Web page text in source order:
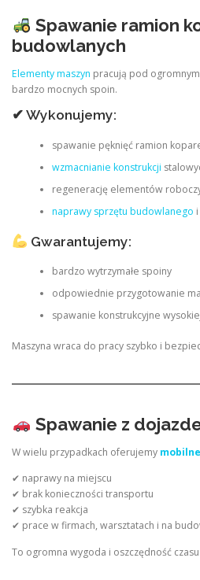
Spawanie ramion
budowlanych
Elementy maszyn pracują pod
bardzo mocnych spoin.
✔ Wykonujemy:
spawanie pęknięć ramion
wzmacnianie konstrukcji
regenerację elementów
naprawy sprzętu budowlanego
Gwarantujemy:
bardzo wytrzymałe spoiny
odpowiednie przygotowanie
spawanie konstrukcyjne
Maszyna wraca do pracy szybko i
Spawanie z
W wielu przypadkach oferujemy
✔ naprawy na miejscu
✔ brak konieczności transportu
✔ szybka reakcja
✔ prace w firmach, warsztatach i na
To ogromna wygoda i oszczędność czasu